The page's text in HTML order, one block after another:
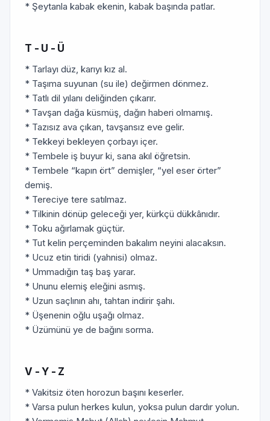
* Şeytanla kabak ekenin, kabak başında patlar.
T - U - Ü
* Tarlayı düz, karıyı kız al.
* Taşıma suyunan (su ile) değirmen dönmez.
* Tatlı dil yılanı deliğinden çıkarır.
* Tavşan dağa küsmüş, dağın haberi olmamış.
* Tazısız ava çıkan, tavşansız eve gelir.
* Tekkeyi bekleyen çorbayı içer.
* Tembele iş buyur ki, sana akıl öğretsin.
* Tembele “kapın ört” demişler, “yel eser örter”
demiş.
* Tereciye tere satılmaz.
* Tilkinin dönüp geleceği yer, kürkçü dükkânıdır.
* Toku ağırlamak güçtür.
* Tut kelin perçeminden bakalım neyini alacaksın.
* Ucuz etin tiridi (yahnisi) olmaz.
* Ummadığın taş baş yarar.
* Ununu elemiş eleğini asmış.
* Uzun saçlının ahı, tahtan indirir şahı.
* Üşenenin oğlu uşağı olmaz.
* Üzümünü ye de bağını sorma.
V - Y - Z
* Vakitsiz öten horozun başını keserler.
* Varsa pulun herkes kulun, yoksa pulun dardır yolun.